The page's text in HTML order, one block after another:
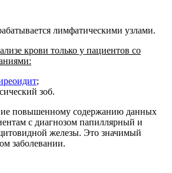
лимфатическими узлами.
крови только у пациентов со
;
зоб.
повышенному содержанию данных
с диагнозом папиллярный и
железы. Это значимый
заболевании.